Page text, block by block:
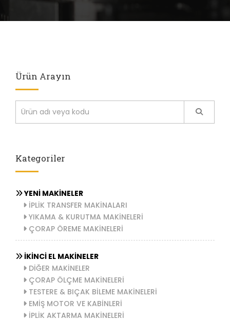
Ürün Arayın
Kategoriler
YENİ MAKİNELER
İPLİK TRANSFER MAKİNALARI
YIKAMA & KURUTMA MAKİNELERİ
ÇORAP ÖREME MAKİNELERİ
İKİNCİ EL MAKİNELER
DİĞER MAKİNELER
ÇORAP ÖLÇME MAKİNELERİ
TESTERE & BIÇAK BİLEME MAKİNELERİ
EMİŞ MOTOR VE KABİNLERİ
İPLİK AKTARMA MAKİNELERİ